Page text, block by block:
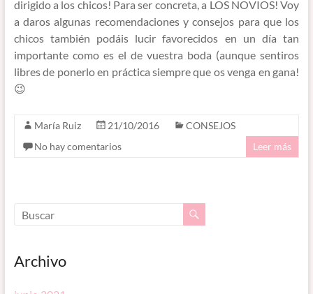
dirigido a los chicos! Para ser concreta, a LOS NOVIOS! Voy
a daros algunas recomendaciones y consejos para que los
chicos también podáis lucir favorecidos en un día tan
importante como es el de vuestra boda (aunque sentiros
libres de ponerlo en práctica siempre que os venga en gana!
😉
María Ruiz 21/10/2016
CONSEJOS
No hay comentarios
Leer más
Archivo